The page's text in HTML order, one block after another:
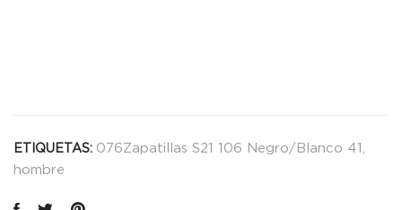
ETIQUETAS: 076Zapatillas S21 106 Negro/Blanco 41
hombre